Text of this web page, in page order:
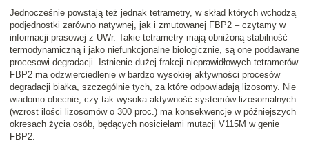
Jednocześnie powstają też jednak tetrametry, w skład których wchodzą
podjednostki zarówno natywnej, jak i zmutowanej FBP2 – czytamy w
informacji prasowej z UWr. Takie tetrametry mają obniżoną stabilność
termodynamiczną i jako niefunkcjonalne biologicznie, są one poddawane
procesowi degradacji. Istnienie dużej frakcji nieprawidłowych tetramerów
FBP2 ma odzwierciedlenie w bardzo wysokiej aktywności procesów
degradacji białka, szczególnie tych, za które odpowiadają lizosomy. Nie
wiadomo obecnie, czy tak wysoka aktywność systemów lizosomalnych
(wzrost ilości lizosomów o 300 proc.) ma konsekwencje w późniejszych
okresach życia osób, będących nosicielami mutacji V115M w genie
FBP2.